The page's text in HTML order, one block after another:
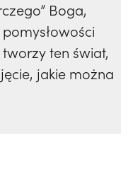
Boga,
ten świat,
jakie można